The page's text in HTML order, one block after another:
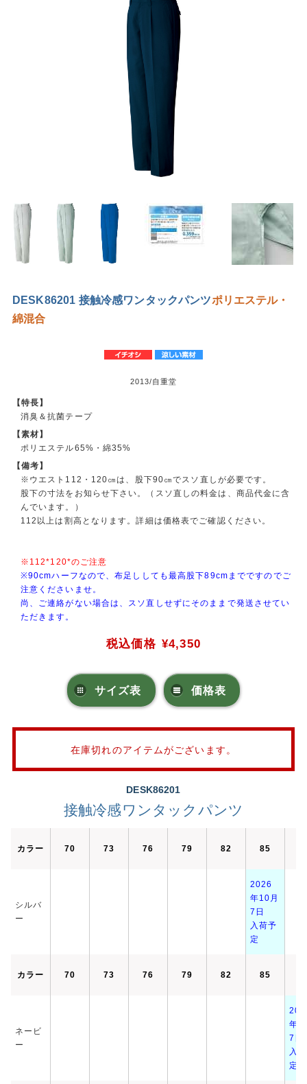
DESK86201 接触冷感ワンタックパンツポリエステル・
綿混合
2013/自重堂
【特長】
消臭＆抗菌テープ
【素材】
ポリエステル65%・綿35%
【備考】
※ウエスト112・120㎝は、股下90㎝でスソ直しが必要です。
股下の寸法をお知らせ下さい。（スソ直しの料金は、商品代金に含
んでいます。）
112以上は割高となります。詳細は価格表でご確認ください。
※112*120*のご注意
※90cmハーフなので、布足ししても最高股下89cmまでですのでご
注意くださいませ。
尚、ご連絡がない場合は、スソ直しせずにそのままで発送させてい
ただきます。
税込価格 ¥4,350
サイズ表 価格表
在庫切れのアイテムがございます。
DESK86201
接触冷感ワンタックパンツ
カラー 70 73 76 79 82 85
シルバ
ー
2026
年10月
7日
入荷予
定
カラー 70 73 76 79 82 85
ネービ
ー
年
7日
入
定